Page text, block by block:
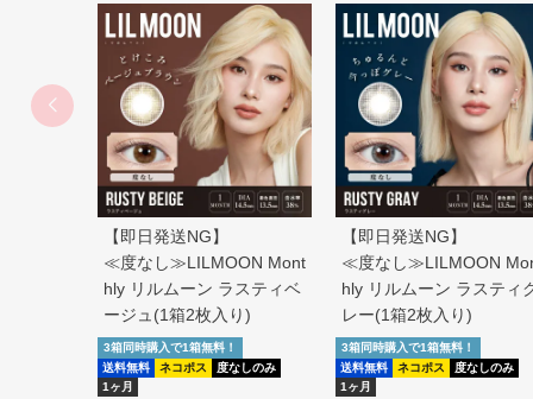
【即日発送NG】
≪度なし≫LILMOON Mont
hly リルムーン ラスティベ
ージュ(1箱2枚入り)
送料無料 ネコポス
度なしのみ
1ヶ月
3箱同時購入で1箱無料！
【即日発送NG】
≪度なし≫LILMOON
hly リルムーン ラスティ
レー(1箱2枚入り)
送料無料 ネコポス
度なしのみ
1ヶ月
3箱同時購入で1箱無料！